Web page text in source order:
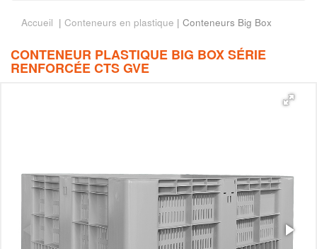
Accueil | Conteneurs en plastique | Conteneurs Big Box
CONTENEUR PLASTIQUE BIG BOX SÉRIE
RENFORCÉE CTS GVE